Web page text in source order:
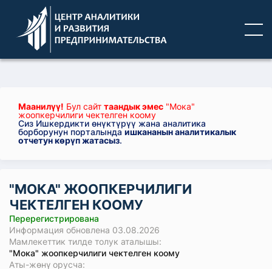
Маанилүү! Бул сайт таандык эмес "Мока"
жоопкерчилиги чектелген коому
Сиз Ишкердикти өнүктүрүү жана аналитика
борборунун порталындаишкананын аналитикалык
отчетун көрүп жатасыз.
"МОКА" ЖООПКЕРЧИЛИГИ
ЧЕКТЕЛГЕН КООМУ
Перерегистрирована
Информация обновлена 03.08.2026
Мамлекеттик тилде толук аталышы:
"Мока" жоопкерчилиги чектелген коому
Аты-жөнү орусча: